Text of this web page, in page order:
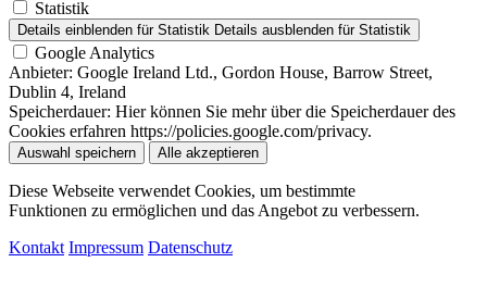
Statistik
Details einblenden für Statistik Details ausblenden für Statistik
Google Analytics
Anbieter: Google Ireland Ltd., Gordon House, Barrow Street,
Dublin 4, Ireland
Speicherdauer: Hier können Sie mehr über die Speicherdauer des
Cookies erfahren https://policies.google.com/privacy.
Auswahl speichern Alle akzeptieren
Diese Webseite verwendet Cookies, um bestimmte
Funktionen zu ermöglichen und das Angebot zu verbessern.
Kontakt Impressum Datenschutz